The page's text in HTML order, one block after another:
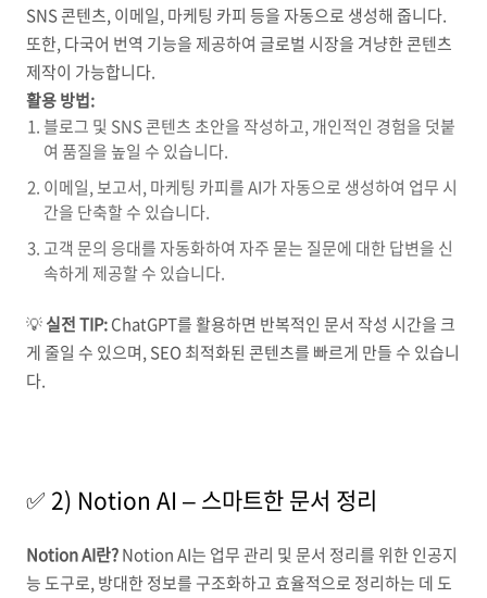
SNS 콘텐츠, 이메일, 마케팅 카피 등을 자동으로 생성해 줍니다.
또한, 다국어 번역 기능을 제공하여 글로벌 시장을 겨냥한 콘텐츠
제작이 가능합니다.
활용 방법:
블로그 및 SNS 콘텐츠 초안을 작성하고, 개인적인 경험을 덧붙
여 품질을 높일 수 있습니다.
이메일, 보고서, 마케팅 카피를 AI가 자동으로 생성하여 업무 시
간을 단축할 수 있습니다.
고객 문의 응대를 자동화하여 자주 묻는 질문에 대한 답변을 신
속하게 제공할 수 있습니다.
💡실전 TIP:ChatGPT를 활용하면 반복적인 문서 작성 시간을 크
게 줄일 수 있으며, SEO 최적화된 콘텐츠를 빠르게 만들 수 있습니
다.
✅ 2) Notion AI – 스마트한 문서 정리
Notion AI란?Notion AI는 업무 관리 및 문서 정리를 위한 인공지
능 도구로, 방대한 정보를 구조화하고 효율적으로 정리하는 데 도